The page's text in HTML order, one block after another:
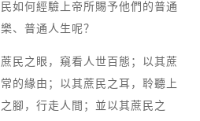
如何經驗上帝所賜予他們的普通
、普通人生呢？
民之眼，窺看人世百態；以其蔗
的緣由；以其蔗民之耳，聆聽上
腳，行走人間；並以其蔗民之